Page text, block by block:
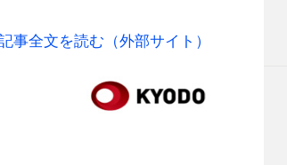
事全文を読む（外部サイト）